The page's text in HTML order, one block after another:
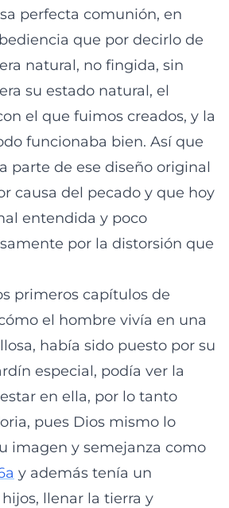
perfecta comunión, en
que por decirlo de
natural, no fingida, sin
su estado natural, el
el que fuimos creados, y la
funcionaba bien. Así que
parte de ese diseño original
causa del pecado y que hoy
entendida y poco
por la distorsión que
primeros capítulos de
el hombre vivía en una
había sido puesto por su
especial, podía ver la
en ella, por lo tanto
pues Dios mismo lo
imagen y semejanza como
y además tenía un
llenar la tierra y